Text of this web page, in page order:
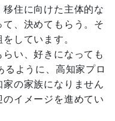
住に向けた主体的な
、決めてもらう。そ
しています。
い、好きになっても
るように、高知家プロ
の家族になりません
イメージを進めてい